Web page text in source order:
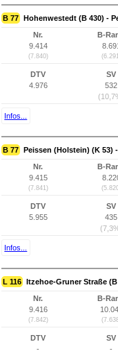
B 77 Hohenwestedt (B 430) -
Nr.
9.414
(7.840)
B-
8.691
DTV
4.976
SV
532
Infos...
B 77 Peissen (Holstein) (K 53)
Nr.
9.415
(7.841)
B-
DTV
5.955
SV
435
Infos...
L 116 Itzehoe-Gruner Straße
Nr.
9.416
(7.842)
B-
DTV
-
SV
-